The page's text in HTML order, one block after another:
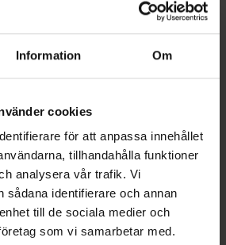
Information Om
cookies
för att anpassa innehållet
tillhandahålla funktioner
analysera vår trafik. Vi
sådana identifierare och annan
till de sociala medier och
som vi samarbetar med.
stimulera kollagensyntesen,
läkning av hudskador och
innehåller 3% rena
av kopparpeptider på
är därför särskilt effektiv för
och elastinproduktion,
fasthet och elasticitet och
på åldrande. Den har
antioxidativa egenskaper
mot fria radikaler och
orsakar cellskador och för